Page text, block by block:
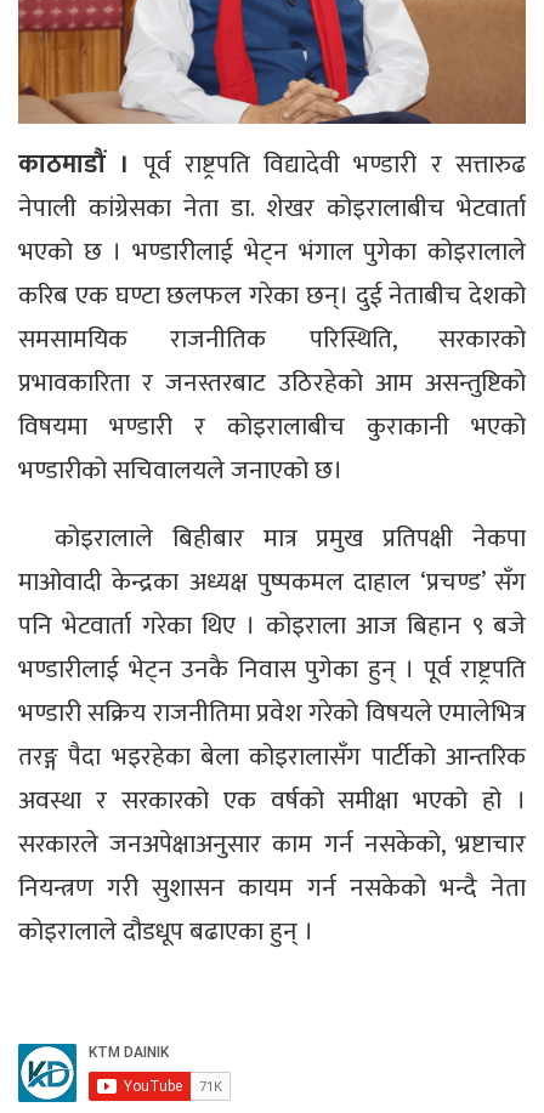
काठमाडौं । पूर्व राष्ट्रपति विद्यादेवी भण्डारी र सत्तारुढ
नेपाली कांग्रेसका नेता डा. शेखर कोइरालाबीच भेटवार्ता
भएको छ । भण्डारीलाई भेट्न भंगाल पुगेका कोइरालाले
करिब एक घण्टा छलफल गरेका छन्। दुई नेताबीच देशको
समसामयिक राजनीतिक परिस्थिति, सरकारको
प्रभावकारिता र जनस्तरबाट उठिरहेको आम असन्तुष्टिको
विषयमा भण्डारी र कोइरालाबीच कुराकानी भएको
भण्डारीको सचिवालयले जनाएको छ।
कोइरालाले बिहीबार मात्र प्रमुख प्रतिपक्षी नेकपा
माओवादी केन्द्रका अध्यक्ष पुष्पकमल दाहाल ‘प्रचण्ड’ सँग
पनि भेटवार्ता गरेका थिए । कोइराला आज बिहान ९ बजे
भण्डारीलाई भेट्न उनकै निवास पुगेका हुन् । पूर्व राष्ट्रपति
भण्डारी सक्रिय राजनीतिमा प्रवेश गरेको विषयले एमालेभित्र
तरङ्ग पैदा भइरहेका बेला कोइरालासँग पार्टीको आन्तरिक
अवस्था र सरकारको एक वर्षको समीक्षा भएको हो ।
सरकारले जनअपेक्षाअनुसार काम गर्न नसकेको, भ्रष्टाचार
नियन्त्रण गरी सुशासन कायम गर्न नसकेको भन्दै नेता
कोइरालाले दौडधूप बढाएका हुन् ।